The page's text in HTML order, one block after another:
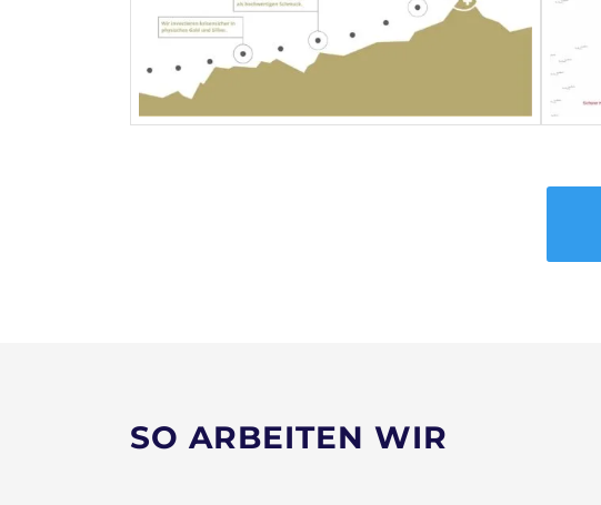
SO ARBEITEN WIR